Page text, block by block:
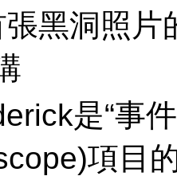
黑洞照片
是“事
項目